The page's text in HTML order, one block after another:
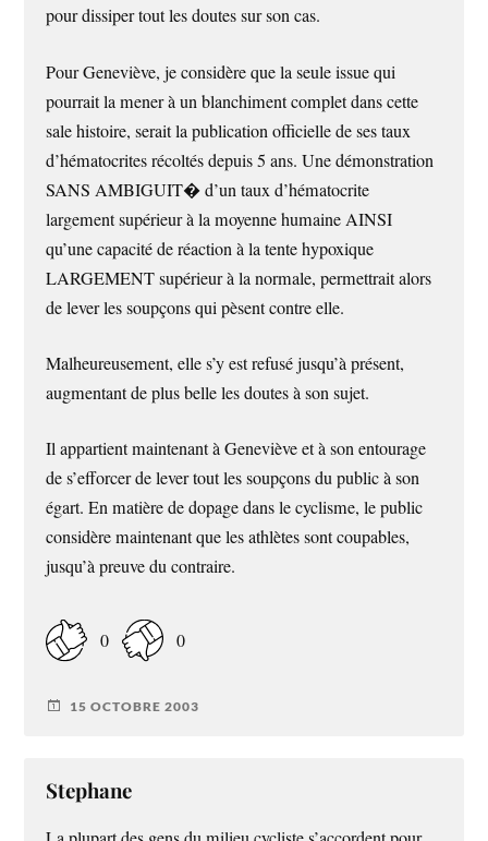
pour dissiper tout les doutes sur son cas.
Pour Geneviève, je considère que la seule issue qui
pourrait la mener à un blanchiment complet dans cette
sale histoire, serait la publication officielle de ses taux
d’hématocrites récoltés depuis 5 ans. Une démonstration
SANS AMBIGUIT� d’un taux d’hématocrite
largement supérieur à la moyenne humaine AINSI
qu’une capacité de réaction à la tente hypoxique
LARGEMENT supérieur à la normale, permettrait alors
de lever les soupçons qui pèsent contre elle.
Malheureusement, elle s’y est refusé jusqu’à présent,
augmentant de plus belle les doutes à son sujet.
Il appartient maintenant à Geneviève et à son entourage
de s’efforcer de lever tout les soupçons du public à son
égart. En matière de dopage dans le cyclisme, le public
considère maintenant que les athlètes sont coupables,
jusqu’à preuve du contraire.
0 0
15 OCTOBRE 2003
Stephane